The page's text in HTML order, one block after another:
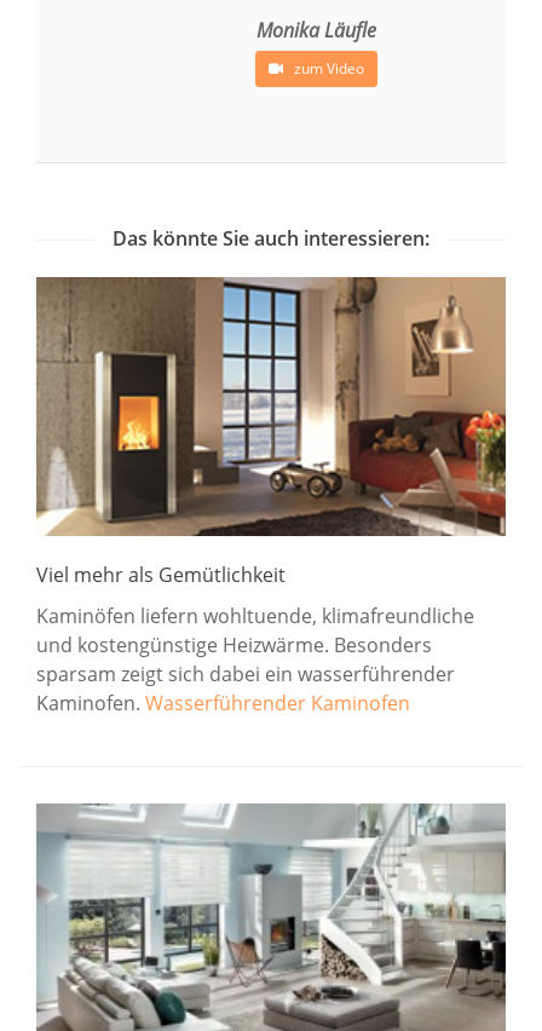
Monika Läufle
zum Video
Das könnte Sie auch interessieren:
Viel mehr als Gemütlichkeit
Kaminöfen liefern wohltuende, klimafreundliche
und kostengünstige Heizwärme. Besonders
sparsam zeigt sich dabei ein wasserführender
Kaminofen. Wasserführender Kaminofen